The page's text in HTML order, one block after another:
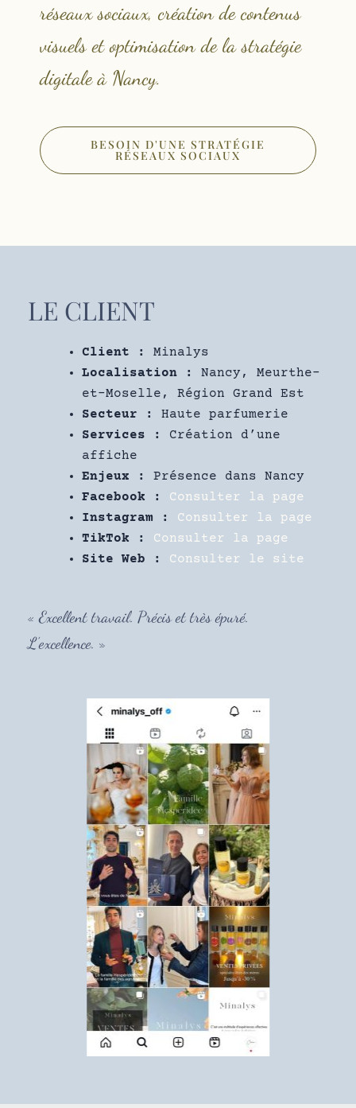
réseaux sociaux, création de contenus
visuels et optimisation de la stratégie
digitale à Nancy.
BESOIN D'UNE STRATÉGIE
RÉSEAUX SOCIAUX
LE CLIENT
Client :
Minalys
Localisation :
Nancy, Meurthe-
et-Moselle, Région Grand Est
Secteur :
Haute parfumerie
Services :
Création d’une
affiche
Enjeux :
Présence dans Nancy
Facebook : Consulter la page
Instagram : Consulter la page
TikTok : Consulter la page
Site Web :
Consulter le site
« Excellent travail. Précis et très épuré.
L’excellence. »